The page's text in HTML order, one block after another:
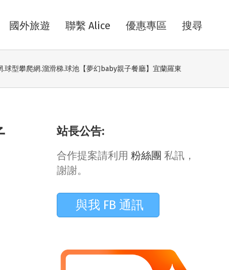
國外旅遊 聯繫 Alice 優惠專區 搜尋
.球型攀爬網.溜滑梯.球池【夢幻baby親子餐廳】宜蘭羅東
站長公告:
合作提案請利用 粉絲團 私訊，
謝謝。
與我 FB 通訊